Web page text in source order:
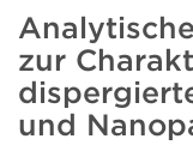
zur
und